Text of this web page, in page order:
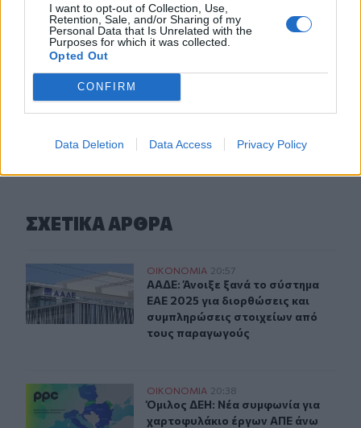
I want to opt-out of Collection, Use,
Retention, Sale, and/or Sharing of my
Personal Data that Is Unrelated with the
Purposes for which it was collected.
Opted Out
CONFIRM
Data Deletion Data Access Privacy Policy
19:03
Ιερόσυλοι βανδάλισαν το εκκλησάκι της
Μεταμορφώσεως του Σωτήρος στον Σαρωνικό
ΠΕΡΙΣΣΟΤΕΡΑ
ΣΧΕΤΙΚA AΡΘΡΑ
ΑΑΔΕ: Άνοιξε ξανά το σύστημα ΕΑΕ 2025 για
ΟΙΚΟΝΟΜΙΑ 20:57
ΑΑΔΕ: Άνοιξε ξανά το σύστημα ΕΑΕ
ΑΑΔΕ: Άνοιξε ξανά το σύστημα
ΕΑΕ 2025 για διορθώσεις και
συμπληρώσεις στοιχείων από
τους παραγωγούς
Όμιλος ΔΕΗ: Νέα συμφωνία για χαρτοφυλάκιο έργων
ΟΙΚΟΝΟΜΙΑ 20:38
Όμιλος ΔΕΗ: Νέα συμφωνία για
Όμιλος ΔΕΗ: Νέα συμφωνία για
χαρτοφυλάκιο έργων ΑΠΕ άνω